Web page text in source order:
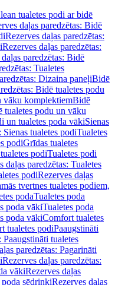
tualetes podi ar bidē
daļas paredzētas: Bidē
Rezerves daļas paredzētas:
Rezerves daļas paredzētas:
paredzētas: Bidē
Tualetes
Dizaina paneļiBidē
Bidē tualetes podu
vāku komplektiemBidē
tualetes podu un vāku
un tualetes poda vākiSienas
Sienas tualetes podiTualetes
podiGrīdas tualetes
podiTualetes podi
daļas paredzētas: Tualetes
podiRezerves daļas
tvertnes tualetes podiem,
podaTualetes poda
poda vākiTualetes poda
poda vākiComfort tualetes
tualetes podiPaaugstināti
Paaugstināti tualetes
paredzētas: Pagarināti
Rezerves daļas paredzētas:
vākiRezerves daļas
poda sēdriņķiRezerves daļas